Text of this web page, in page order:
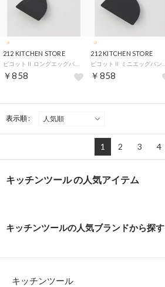
212 KITCHEN STORE
￥858
212 KITCHEN STORE
￥858
表示順 :
1 2 3 4
キッチンツール の人気アイテム
キッチンツールの人気ブランドから探す
キッチンツール